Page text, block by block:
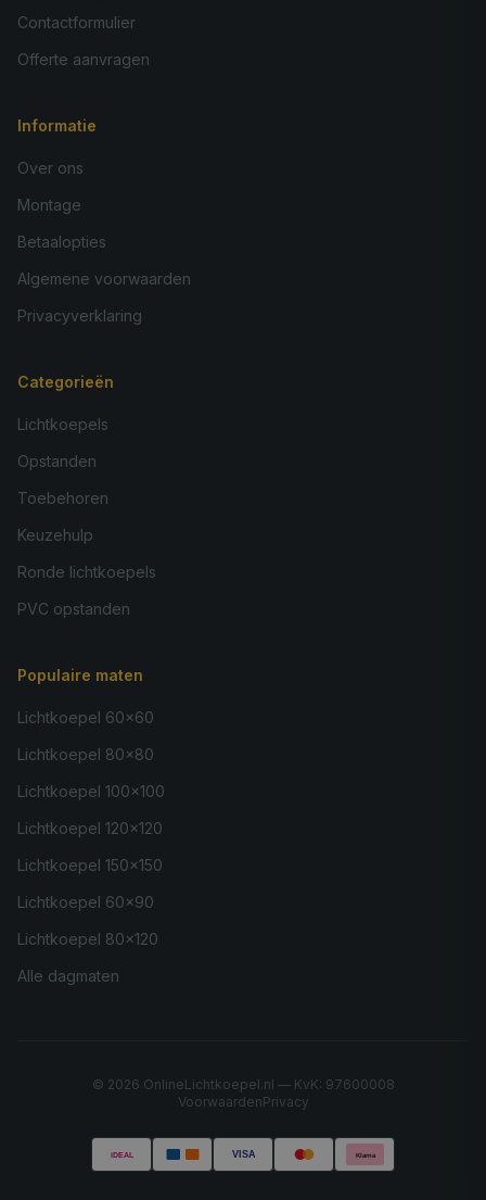
Contactformulier
Offerte aanvragen
Informatie
Over ons
Montage
Betaalopties
Algemene voorwaarden
Privacyverklaring
Categorieën
Lichtkoepels
Opstanden
Toebehoren
Keuzehulp
Ronde lichtkoepels
PVC opstanden
Populaire maten
Lichtkoepel 60×60
Lichtkoepel 80×80
Lichtkoepel 100×100
Lichtkoepel 120×120
Lichtkoepel 150×150
Lichtkoepel 60×90
Lichtkoepel 80×120
Alle dagmaten
© 2026 OnlineLichtkoepel.nl — KvK: 97600008
VoorwaardenPrivacy
iDEAL VISA Klarna